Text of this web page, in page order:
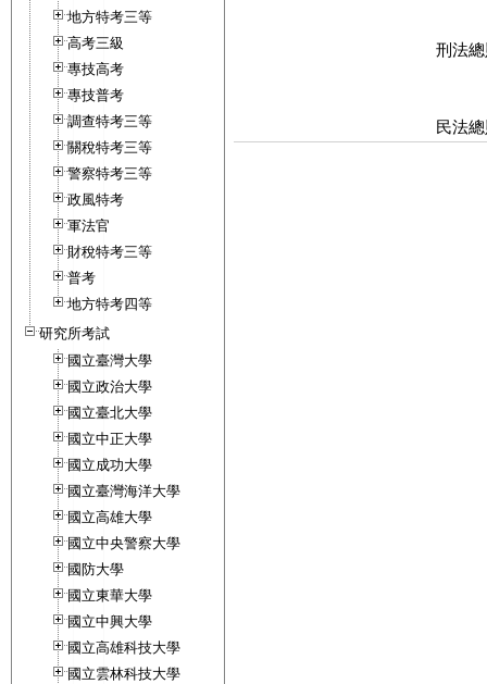
地方特考三等
高考三級
專技高考
專技普考
調查特考三等
關稅特考三等
警察特考三等
政風特考
軍法官
財稅特考三等
普考
地方特考四等
研究所考試
國立臺灣大學
國立政治大學
國立臺北大學
國立中正大學
國立成功大學
國立臺灣海洋大學
國立高雄大學
國立中央警察大學
國防大學
國立東華大學
國立中興大學
國立高雄科技大學
國立雲林科技大學
刑法
民法